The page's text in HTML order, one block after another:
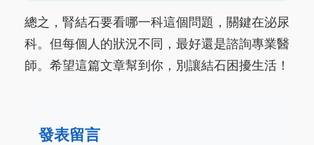
總之，腎結石要看哪一科這個問題，關鍵在泌尿
科。但每個人的狀況不同，最好還是諮詢專業醫
師。希望這篇文章幫到你，別讓結石困擾生活！
發表留言